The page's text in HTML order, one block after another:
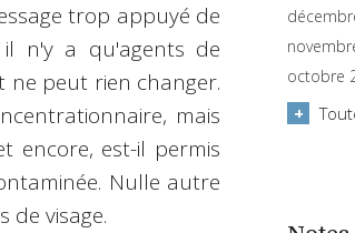
trop appuyé de
n'y a qu'agents de
ne peut rien changer.
mais
encore, est-il permis
Nulle autre
de visage.
octobre